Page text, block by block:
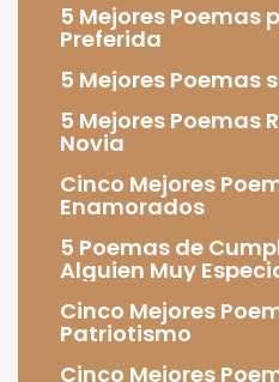
5 Mejores Poemas
Preferida
5 Mejores Poemas
5 Mejores Poemas
Novia
Cinco Mejores
Enamorados
5 Poemas de
Alguien Muy
Cinco Mejores
Patriotismo
Cinco Mejores